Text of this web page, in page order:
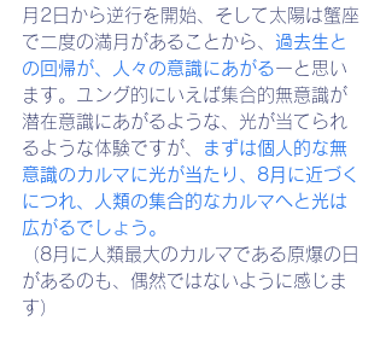
月2日から逆行を開始、そして太陽は蟹座
で二度の満月があることから、 過去生と
の回帰が、人々の意識にあがるーと思い
ます。ユング的にいえば集合的無意識が
潜在意識にあがるような、光が当てられ
るような体験ですが、
まずは個人的な無
意識のカルマに光が当たり、8月に近づく
につれ、人類の集合的なカルマへと光は
広がるでしょう。
（8月に人類最大のカルマである原爆の日
があるのも、偶然ではないように感じま
す）